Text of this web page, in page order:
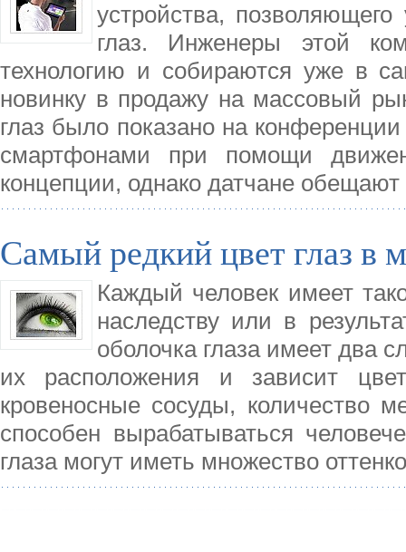
устройства,
глаз. Инженеры этой
технологию и собираются уже в
новинку в продажу на массовый
глаз было показано на
смартфонами при помощи
концепции, однако датчане обещают
Самый редкий цвет глаз в
Каждый человек имеет
наследству или в
оболочка глаза имеет два
их расположения и зависит
кровеносные сосуды, количество
способен вырабатываться
глаза могут иметь множество